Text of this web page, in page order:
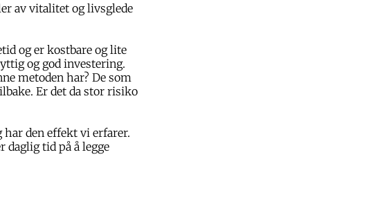
av vitalitet og livsglede
og er kostbare og lite
og god investering.
metoden har? De som
Er det da stor risiko
den effekt vi erfarer.
daglig tid på å legge